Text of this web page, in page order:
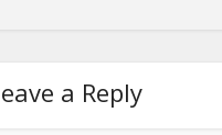
a Reply